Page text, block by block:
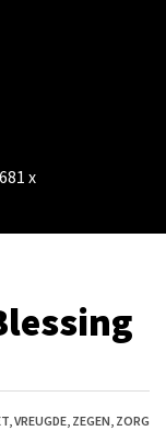
x
VREUGDE ZEGEN ZORG